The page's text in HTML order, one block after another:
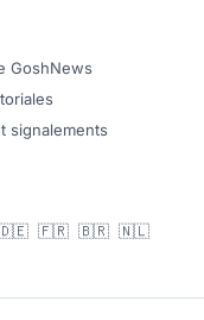
GoshNews
signalements
🇫🇷 🇧🇷 🇳🇱